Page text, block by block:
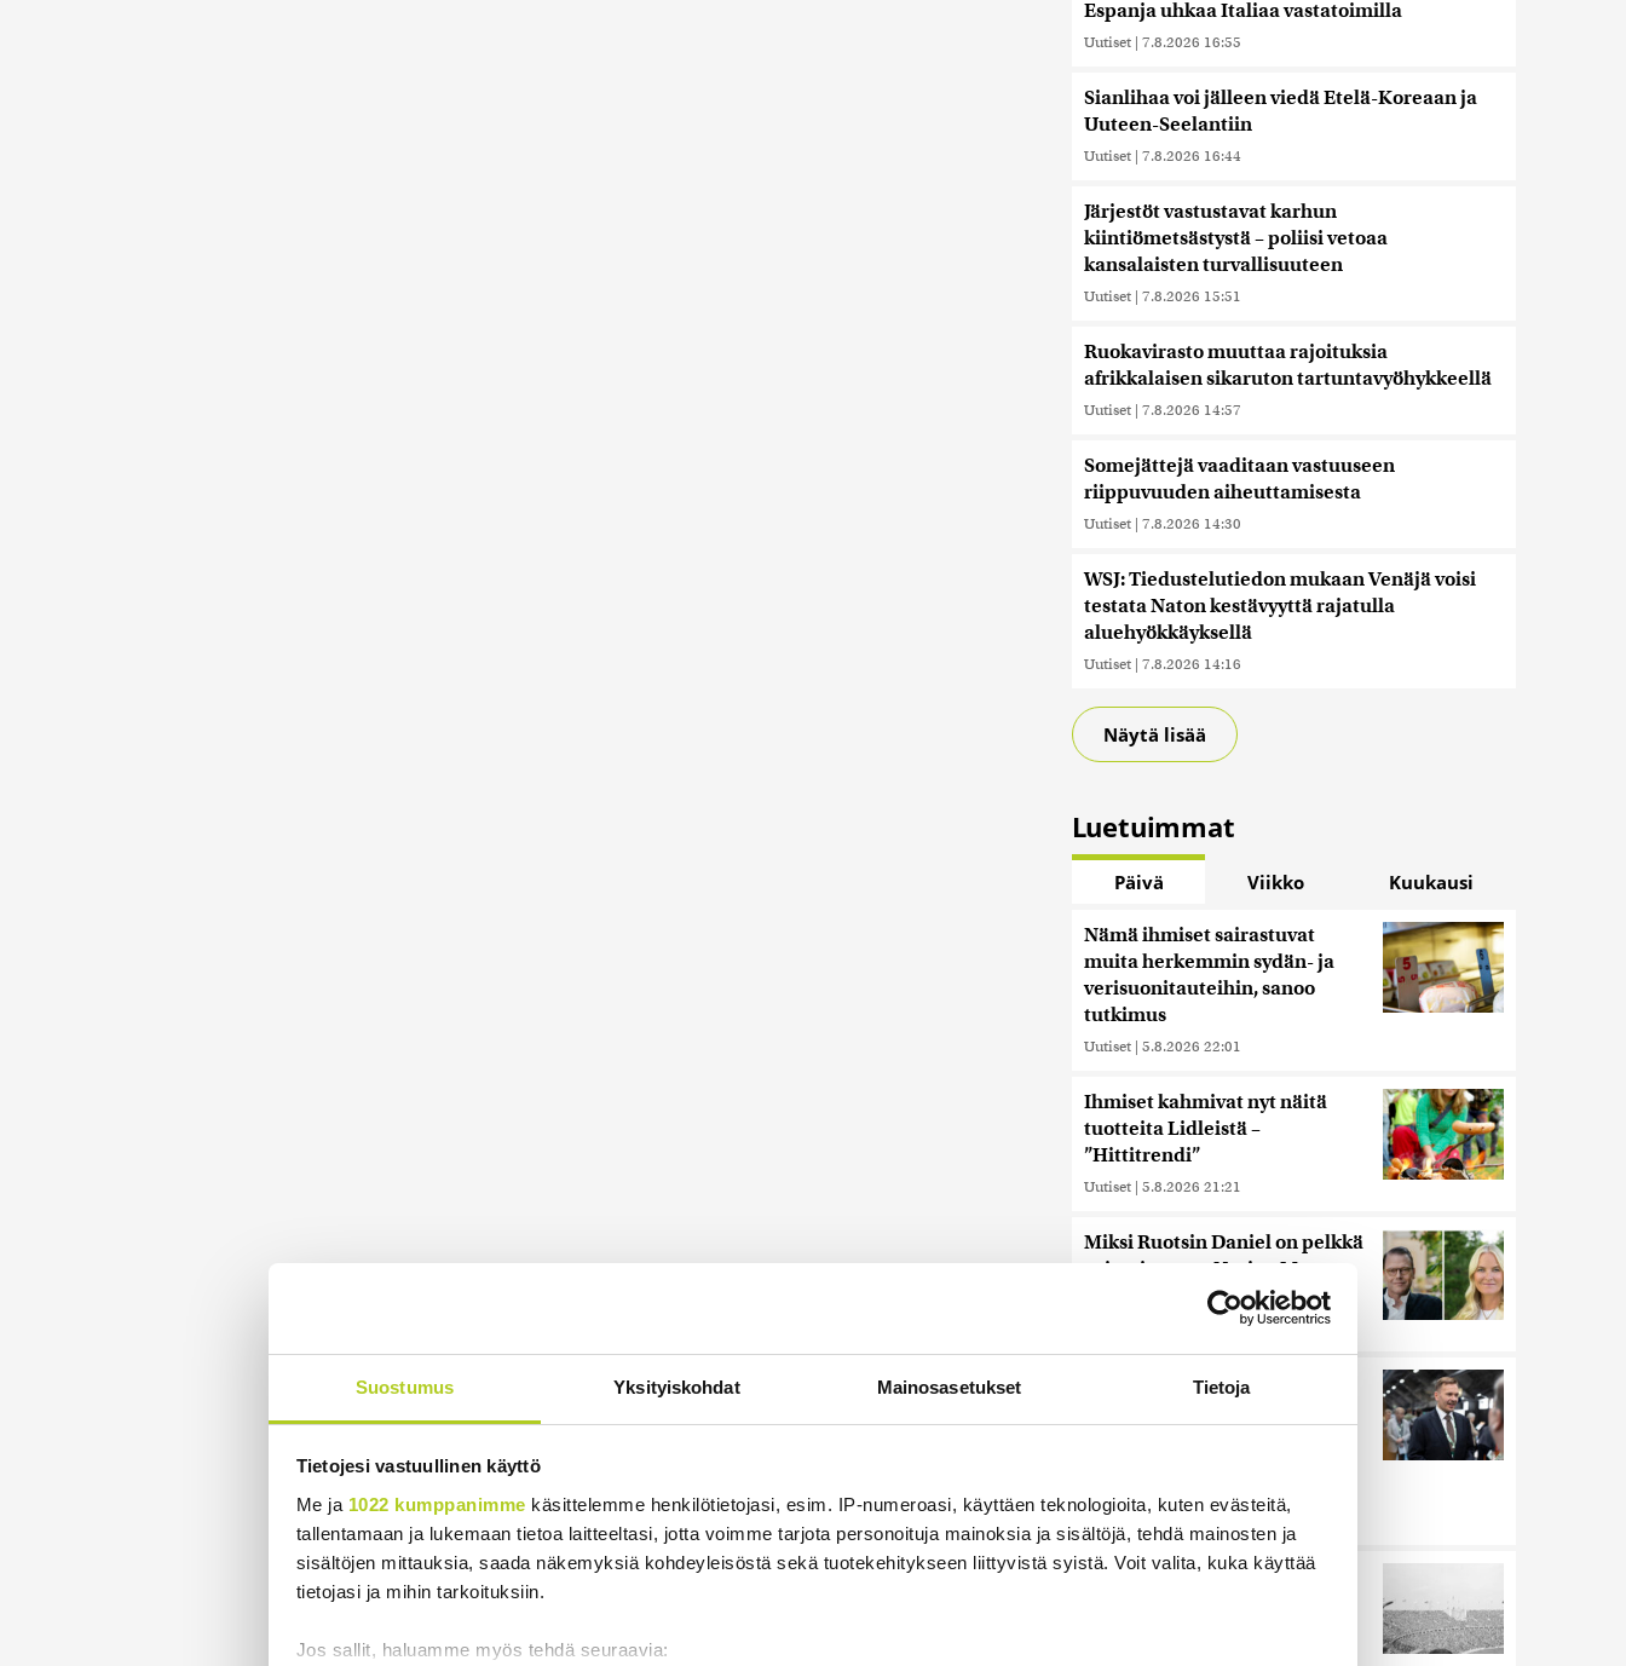
Suostumus Yksityiskohdat Mainosasetukset Tietoja
Tietojesi vastuullinen käyttö
Me ja 1022 kumppanimme käsittelemme henkilötietojasi, esim. IP-numeroasi, käyttäen teknologioita, kuten evästeitä,
tallentamaan ja lukemaan tietoa laitteeltasi, jotta voimme tarjota personoituja mainoksia ja sisältöjä, tehdä mainosten ja
sisältöjen mittauksia, saada näkemyksiä kohdeyleisöstä sekä tuotekehitykseen liittyvistä syistä. Voit valita, kuka käyttää
tietojasi ja mihin tarkoituksiin.
Jos sallit, haluamme myös tehdä seuraavia:
Espanja uhkaa Italiaa vastatoimilla
Uutiset | 7.8.2026 16:55
Sianlihaa voi jälleen viedä Etelä-Koreaan ja
Uuteen-Seelantiin
Uutiset | 7.8.2026 16:44
Järjestöt vastustavat karhun
kiintiömetsästystä – poliisi vetoaa
kansalaisten turvallisuuteen
Uutiset | 7.8.2026 15:51
Ruokavirasto muuttaa rajoituksia
afrikkalaisen sikaruton tartuntavyöhykkeellä
Uutiset | 7.8.2026 14:57
Somejättejä vaaditaan vastuuseen
riippuvuuden aiheuttamisesta
Uutiset | 7.8.2026 14:30
WSJ: Tiedustelutiedon mukaan Venäjä voisi
testata Naton kestävyyttä rajatulla
aluehyökkäyksellä
Uutiset | 7.8.2026 14:16
Näytä lisää
Luetuimmat
Päivä Viikko Kuukausi
Nämä ihmiset sairastuvat
muita herkemmin sydän- ja
verisuonitauteihin, sanoo
tutkimus
Uutiset | 5.8.2026 22:01
Ihmiset kahmivat nyt näitä
tuotteita Lidleistä –
”Hittitrendi”
Uutiset | 5.8.2026 21:21
Miksi Ruotsin Daniel on pelkkä
prinssi, mutta Norjan Mette-
Marit on kruununprinsessa?
3.8.2026 21:46
Keskustan Siika-aho kertoo,
Uutiset
Harva tajusi Hitlerin